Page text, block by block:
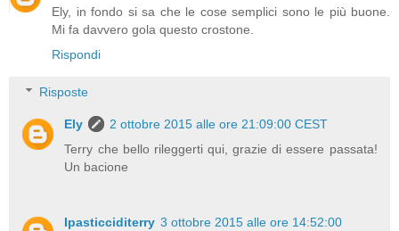
Ely, in fondo si sa che le cose semplici sono le più buone.
Mi fa davvero gola questo crostone.
Rispondi
Risposte
Ely
2 ottobre 2015 alle ore 21:09:00 CEST
Terry che bello rileggerti qui, grazie di essere passata!
Un bacione
Ipasticciditerry 3 ottobre 2015 alle ore 14:52:00